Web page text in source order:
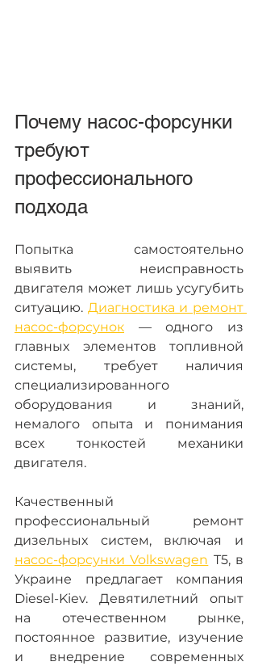
Почему насос-форсунки
требуют
профессионального
подхода
Попытка самостоятельно
выявить неисправность
двигателя может лишь усугубить
ситуацию. Диагностика и ремонт
насос-форсунок — одного из
главных элементов топливной
системы, требует наличия
специализированного
оборудования и знаний,
немалого опыта и понимания
всех тонкостей механики
двигателя.
Качественный
профессиональный ремонт
насос-форсунки Volkswagen T5, в
Украине предлагает компания
Diesel-Kiev. Девятилетний опыт
на отечественном рынке,
постоянное развитие, изучение
и внедрение современных